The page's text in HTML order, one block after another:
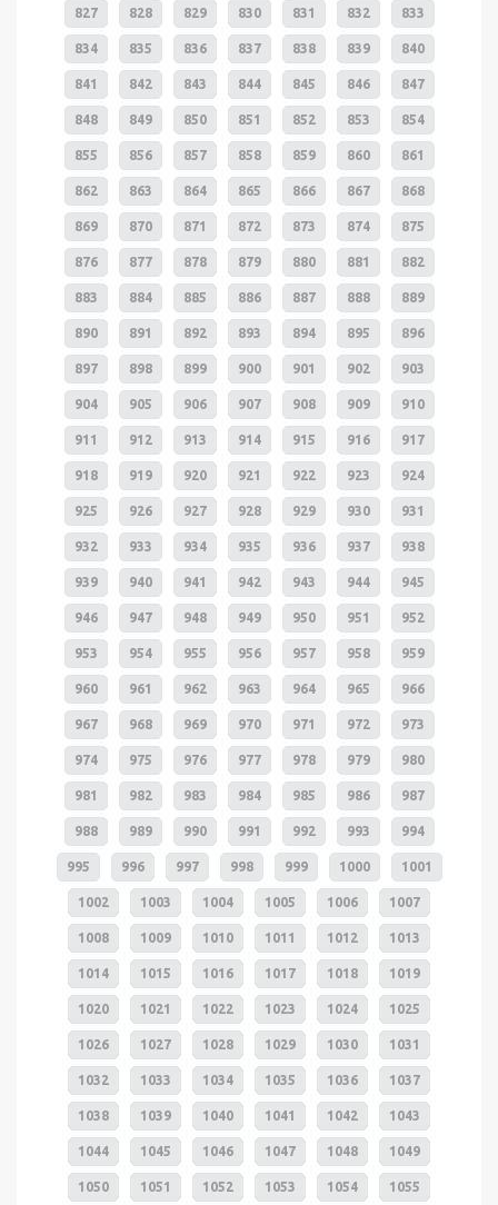
827 828 829 830 831 832 833
834 835 836 837 838 839 840
841 842 843 844 845 846 847
848 849 850 851 852 853 854
855 856 857 858 859 860 861
862 863 864 865 866 867 868
869 870 871 872 873 874 875
876 877 878 879 880 881 882
883 884 885 886 887 888 889
890 891 892 893 894 895 896
897 898 899 900 901 902 903
904 905 906 907 908 909 910
911 912 913 914 915 916 917
918 919 920 921 922 923 924
925 926 927 928 929 930 931
932 933 934 935 936 937 938
939 940 941 942 943 944 945
946 947 948 949 950 951 952
953 954 955 956 957 958 959
960 961 962 963 964 965 966
967 968 969 970 971 972 973
974 975 976 977 978 979 980
981 982 983 984 985 986 987
988 989 990 991 992 993 994
995 996 997 998 999 1000 1001
1002 1003 1004 1005 1006 1007
1008 1009 1010 1011 1012 1013
1014 1015 1016 1017 1018 1019
1020 1021 1022 1023 1024 1025
1026 1027 1028 1029 1030 1031
1032 1033 1034 1035 1036 1037
1038 1039 1040 1041 1042 1043
1044 1045 1046 1047 1048 1049
1050 1051 1052 1053 1054 1055